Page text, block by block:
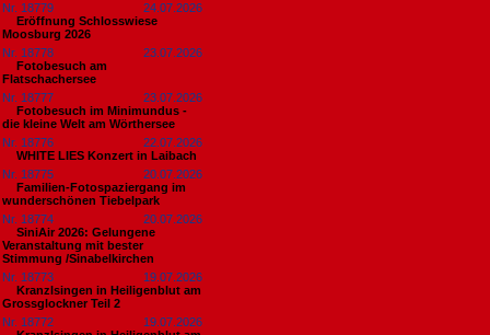
Nr. 18779
24.07.2026
Eröffnung Schlosswiese
Moosburg 2026
Nr. 18778
23.07.2026
Fotobesuch am
Flatschachersee
Nr. 18777
23.07.2026
Fotobesuch im Minimundus -
die kleine Welt am Wörthersee
Nr. 18776
22.07.2026
WHITE LIES Konzert in Laibach
Nr. 18775
20.07.2026
Familien-Fotospaziergang im
wunderschönen Tiebelpark
Nr. 18774
20.07.2026
SiniAir 2026: Gelungene
Veranstaltung mit bester
Stimmung /Sinabelkirchen
Nr. 18773
19.07.2026
Kranzlsingen in Heiligenblut am
Grossglockner Teil 2
Nr. 18772
19.07.2026